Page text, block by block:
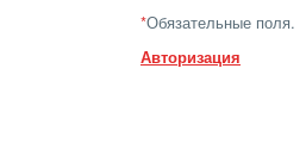
*Обязательные поля.
Авторизация